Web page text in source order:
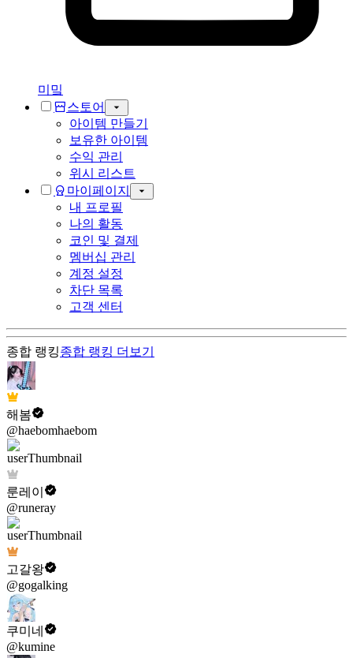
미밐
스토어
아이템 만들기
보유한 아이템
수익 관리
위시 리스트
마이페이지
내 프로필
나의 활동
코인 및 결제
멤버십 관리
계정 설정
차단 목록
고객 센터
종합 랭킹종합 랭킹 더보기
해봄
@haebomhaebom
룬레이
@runeray
고갈왕
@gogalking
쿠미네
@kumine